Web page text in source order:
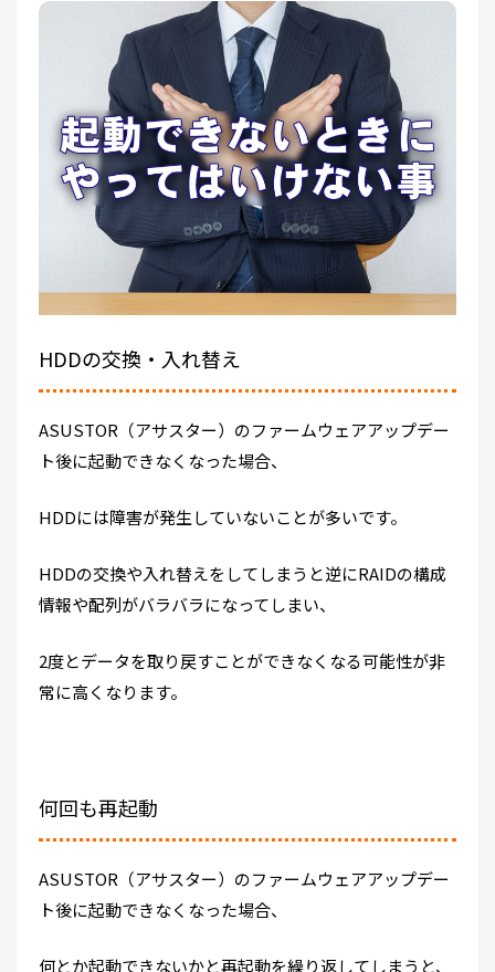
HDDの交換・入れ替え
ASUSTOR（アサスター）のファームウェアアップデー
ト後に起動できなくなった場合、
HDDには障害が発生していないことが多いです。
HDDの交換や入れ替えをしてしまうと逆にRAIDの構成
情報や配列がバラバラになってしまい、
2度とデータを取り戻すことができなくなる可能性が非
常に高くなります。
何回も再起動
ASUSTOR（アサスター）のファームウェアアップデー
ト後に起動できなくなった場合、
何とか起動できないかと再起動を繰り返してしまうと、